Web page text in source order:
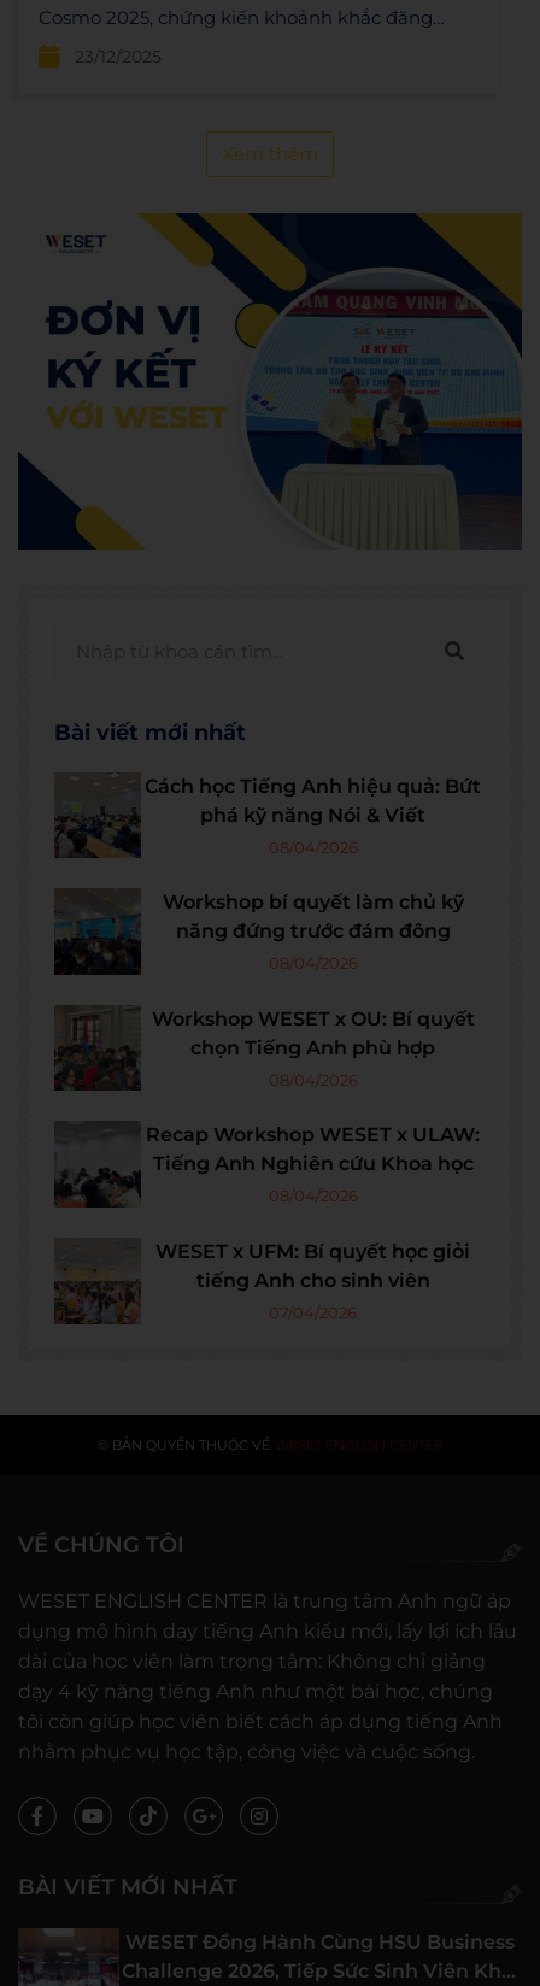
Cosmo 2025, chứng kiến khoảnh khắc đăng
quang rực rỡ của Miss Cosmo 2025 - Yolina
Lindquist.
23/12/2025
Xem thêm
Bài viết mới nhất
Cách học Tiếng Anh hiệu quả: Bứt
phá kỹ năng Nói & Viết
08/04/2026
Workshop bí quyết làm chủ kỹ
năng đứng trước đám đông
08/04/2026
Workshop WESET x OU: Bí quyết
chọn Tiếng Anh phù hợp
08/04/2026
Recap Workshop WESET x ULAW:
Tiếng Anh Nghiên cứu Khoa học
08/04/2026
WESET x UFM: Bí quyết học giỏi
tiếng Anh cho sinh viên
07/04/2026
© BẢN QUYỀN THUỘC VỀ WESET ENGLISH CENTER
VỀ CHÚNG TÔI
WESET ENGLISH CENTER là trung tâm Anh ngữ áp
dụng mô hình dạy tiếng Anh kiểu mới, lấy lợi ích lâu
dài của học viên làm trọng tâm: Không chỉ giảng
dạy 4 kỹ năng tiếng Anh như một bài học, chúng
tôi còn giúp học viên biết cách áp dụng tiếng Anh
nhằm phục vụ học tập, công việc và cuộc sống.
BÀI VIẾT MỚI NHẤT
WESET Đồng Hành Cùng HSU Business
Challenge 2026, Tiếp Sức Sinh Viên Khởi